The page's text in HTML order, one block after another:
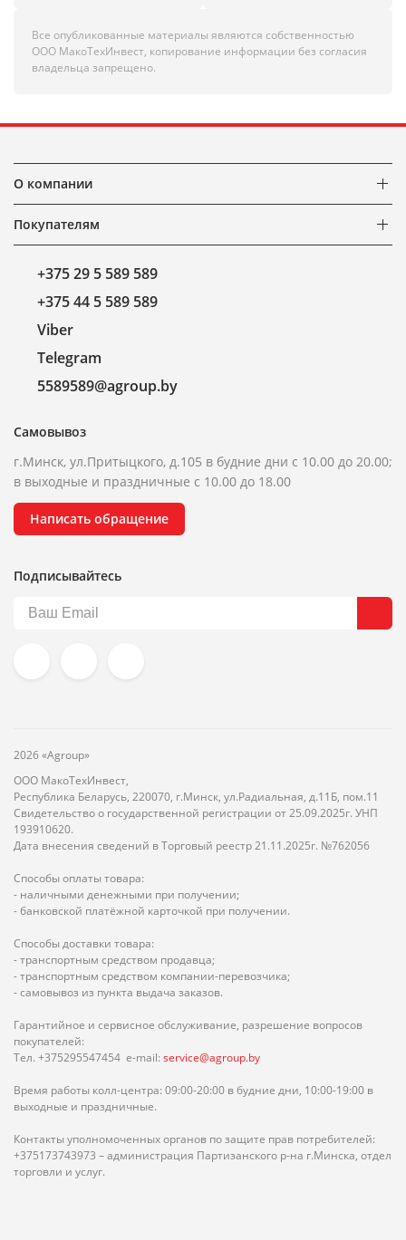
Все опубликованные материалы являются собственностью
ООО МакоТехИнвест, копирование информации без согласия
владельца запрещено.
О компании
Покупателям
+375 29 5 589 589
+375 44 5 589 589
Viber
Telegram
5589589@agroup.by
Самовывоз
г.Минск, ул.Притыцкого, д.105 в будние дни с 10.00 до 20.00;
в выходные и праздничные с 10.00 до 18.00
Написать обращение
Подписывайтесь
2026 «Agroup»
ООО МакоТехИнвест,
Республика Беларусь, 220070, г.Минск, ул.Радиальная, д.11Б, пом.11
Свидетельство о государственной регистрации от 25.09.2025г. УНП
193910620.
Дата внесения сведений в Торговый реестр 21.11.2025г. №762056
Способы оплаты товара:
- наличными денежными при получении;
- банковской платёжной карточкой при получении.
Способы доставки товара:
- транспортным средством продавца;
- транспортным средством компании-перевозчика;
- самовывоз из пункта выдача заказов.
Гарантийное и сервисное обслуживание, разрешение вопросов
покупателей:
Тел. +375295547454 e-mail: service@agroup.by
Время работы колл-центра: 09:00-20:00 в будние дни, 10:00-19:00 в
выходные и праздничные.
Контакты уполномоченных органов по защите прав потребителей:
+375173743973 – администрация Партизанского р-на г.Минска, отдел
торговли и услуг.